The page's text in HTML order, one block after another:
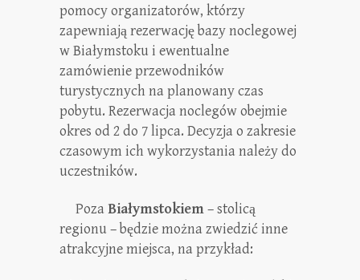
pomocy organizatorów, którzy
zapewniają rezerwację bazy noclegowej
w Białymstoku i ewentualne
zamówienie przewodników
turystycznych na planowany czas
pobytu. Rezerwacja noclegów obejmie
okres od 2 do 7 lipca. Decyzja o zakresie
czasowym ich wykorzystania należy do
uczestników.
Poza Białymstokiem– stolicą
regionu – będzie można zwiedzić inne
atrakcyjne miejsca, na przykład: